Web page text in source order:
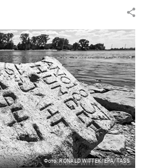
Фото: RONALD WITTEK/EPA/TASS